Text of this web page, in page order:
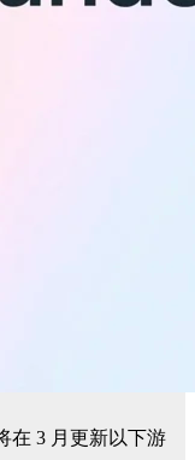
在 3 月更新以下游